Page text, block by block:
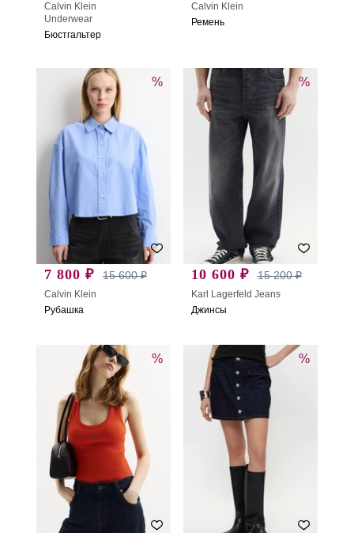
Calvin Klein
Underwear
Бюстгальтер
Calvin Klein
Ремень
%
7 800 ₽ 15 600 ₽
Calvin Klein
Рубашка
%
10 600 ₽ 15 200 ₽
Karl Lagerfeld Jeans
Джинсы
% %